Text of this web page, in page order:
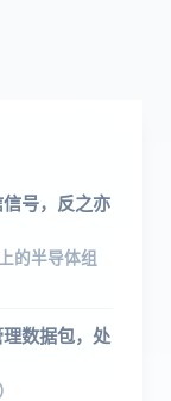
号，反之亦
的半导体组
数据包，处